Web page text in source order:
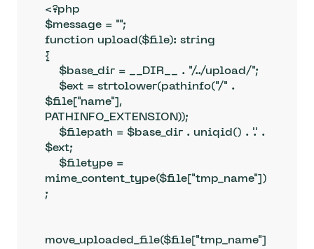
<?php
$message = "";
function upload($file): string
{
$file["name"],
PATHINFO_EXTENSION));
$ext;
mime_content_type($file["tmp_name"])
;
move_uploaded_file($file["tmp_name"]